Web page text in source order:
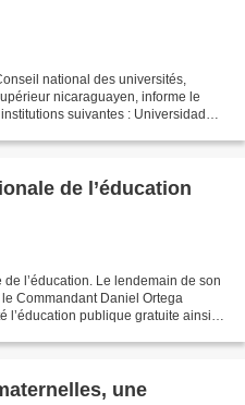
national des universités,
nicaraguayen, informe le
suivantes : Universidad
de l’éducation
l’éducation. Le lendemain de son
Commandant Daniel Ortega
l’éducation publique gratuite ainsi
une